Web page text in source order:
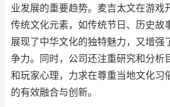
业发展的重要趋势。麦吉太文在游戏
传统文化元素，如传统节日、历史故
展现了中华文化的独特魅力，又增强
争力。同时，公司还注重研究和分析
和玩家心理，力求在尊重当地文化习
的有效融合与创新。